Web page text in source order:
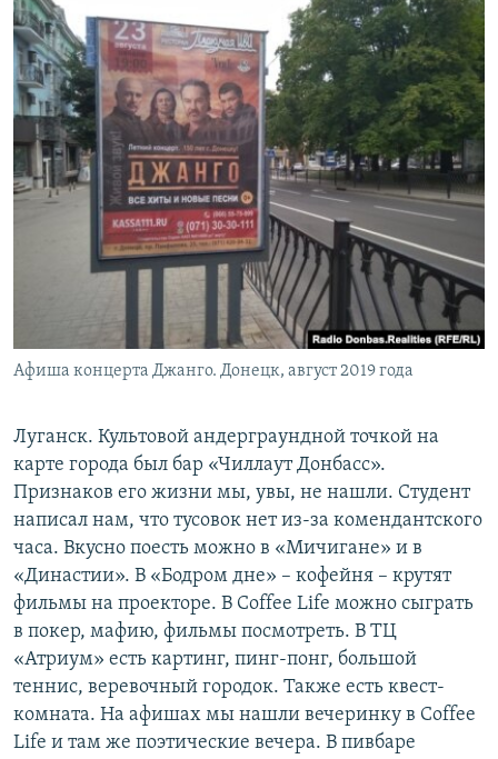
Афиша концерта Джанго. Донецк, август 2019 года
​Луганск. Культовой андерграундной точкой на
карте города был бар «Чиллаут Донбасс».
Признаков его жизни мы, увы, не нашли. Студент
написал нам, что тусовок нет из-за комендантского
часа. Вкусно поесть можно в «Мичигане» и в
«Династии». В «Бодром дне» – кофейня – крутят
фильмы на проекторе. В Coffee Life можно сыграть
в покер, мафию, фильмы посмотреть. В ТЦ
«Атриум» есть картинг, пинг-понг, большой
теннис, веревочный городок. Также есть квест-
комната. На афишах мы нашли вечеринку в Coffee
Life и там же поэтические вечера. В пивбаре